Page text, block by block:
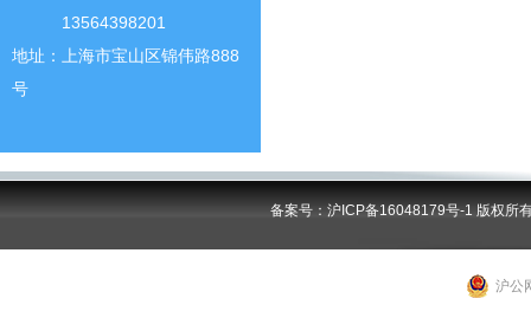
13564398201
地址：上海市宝山区锦伟路888
号
备案号：沪ICP备16048179号-1 版权所
沪公